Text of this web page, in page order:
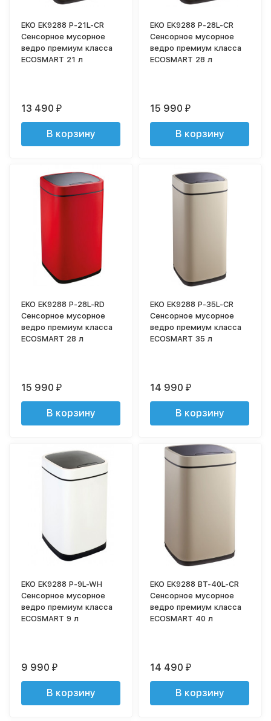
EKO EK9288 P-21L-CR
Сенсорное мусорное
ведро премиум класса
ECOSMART 21 л
13 490₽
В корзину
EKO EK9288 P-28L-CR
Сенсорное мусорное
ведро премиум класса
ECOSMART 28 л
15 990₽
В корзину
EKO EK9288 P-28L-RD
Сенсорное мусорное
ведро премиум класса
ECOSMART 28 л
15 990₽
В корзину
EKO EK9288 P-35L-CR
Сенсорное мусорное
ведро премиум класса
ECOSMART 35 л
14 990₽
В корзину
EKO EK9288 P-9L-WH
Сенсорное мусорное
ведро премиум класса
ECOSMART 9 л
9 990₽
В корзину
EKO EK9288 ВТ-40L-CR
Сенсорное мусорное
ведро премиум класса
ECOSMART 40 л
14 490₽
В корзину